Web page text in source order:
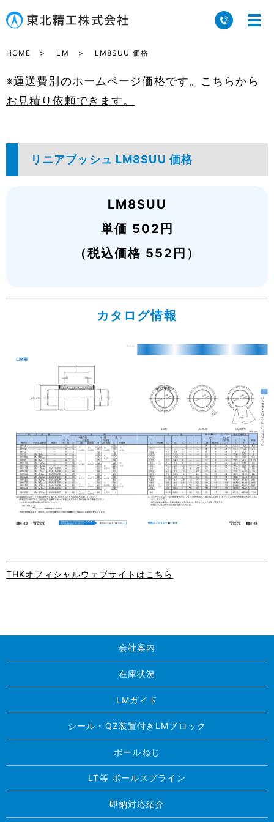
HOME LM LM8SUU 価格
※運送費別のホームページ価格です。 こちらから
お見積り依頼できます。
リニアブッシュ LM8SUU 価格
LM8SUU
単価 502円
（税込価格 552円）
カタログ情報
THKオフィシャルウェブサイトはこちら
会社案内
在庫状況
LMガイド
シール・QZ装置付きLMブロック
ボールねじ
LT等 ボールスプライン
即納対応紹介